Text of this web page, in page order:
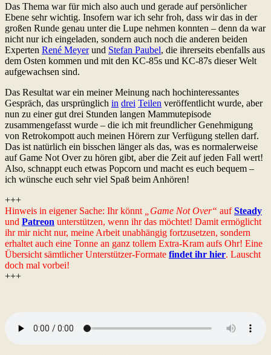
Das Thema war für mich also auch und gerade auf persönlicher
Ebene sehr wichtig. Insofern war ich sehr froh, dass wir das in der
großen Runde genau unter die Lupe nehmen konnten – denn da war
nicht nur ich eingeladen, sondern auch noch die anderen beiden
Experten René Meyerund Stefan Paubel, die ihrerseits ebenfalls aus
dem Osten kommen und mit den KC-85s und KC-87s dieser Welt
aufgewachsen sind.
Das Resultat war ein meiner Meinung nach hochinteressantes
Gespräch, das ursprünglich in drei Teilen veröffentlicht wurde, aber
nun zu einer gut drei Stunden langen Mammutepisode
zusammengefasst wurde – die ich mit freundlicher Genehmigung
von Retrokompott auch meinen Hörern zur Verfügung stellen darf.
Das ist natürlich ein bisschen länger als das, was es normalerweise
auf Game Not Over zu hören gibt, aber die Zeit auf jeden Fall wert!
Also, schnappt euch etwas Popcorn und macht es euch bequem –
ich wünsche euch sehr viel Spaß beim Anhören!
+++
Hinweis in eigener Sache: Ihr könnt
„Game Not Over“ auf Steady
und Patreon unterstützen, wenn ihr das möchtet! Damit ermöglicht
ihr mir nicht nur, meine Arbeit unabhängig fortzusetzen, sondern
erhaltet auch eine Tonne an ganz tollem Extra-Kram aufs Ohr! Eine
Übersicht sämtlicher Unterstützer-Formate findet ihr hier. Lauscht
doch mal vorbei!
+++